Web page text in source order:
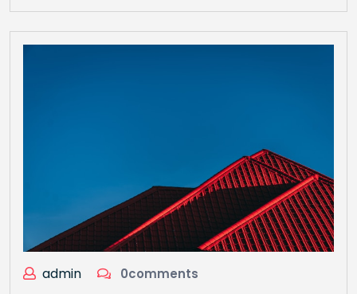
admin 0comments